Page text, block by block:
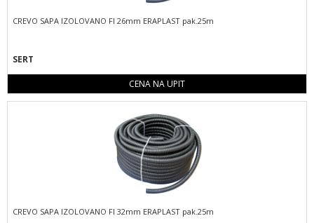
CREVO SAPA IZOLOVANO FI 26mm ERAPLAST pak.25m
SERT
CENA NA UPIT
CREVO SAPA IZOLOVANO FI 32mm ERAPLAST pak.25m